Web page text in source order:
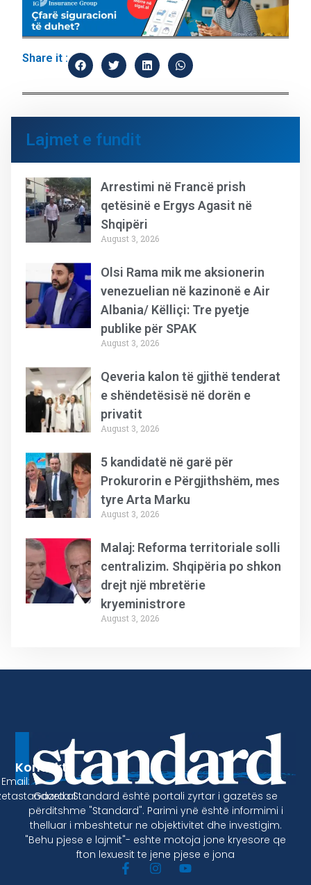
Share it :
Lajmet e fundit
Arrestimi në Francë prish
qetësinë e Ergys Agasit në
Shqipëri
August 3, 2026
Olsi Rama mik me aksionerin
venezuelian në kazinonë e Air
Albania/ Këlliçi: Tre pyetje
publike për SPAK
August 3, 2026
Qeveria kalon të gjithë tenderat
e shëndetësisë në dorën e
privatit
August 3, 2026
5 kandidatë në garë për
Prokurorin e Përgjithshëm, mes
tyre Arta Marku
August 3, 2026
Malaj: Reforma territoriale solli
centralizim. Shqipëria po shkon
drejt një mbretërie
kryeministrore
August 3, 2026
Gazeta Standard është portali zyrtar i gazetës se
përditshme "Standard". Parimi ynë është informimi i
thelluar i mbeshtetur ne objektivitet dhe investigim.
"Behu pjese e lajmit"- eshte motoja jone kryesore qe
fton lexuesit te jene pjese e jona
Kontakt
Email: